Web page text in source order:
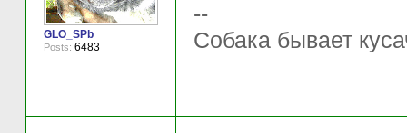
GLO_SPb
Posts: 6483
--
Собака бывает